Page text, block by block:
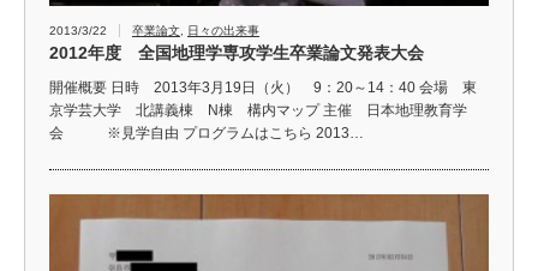
2013/3/22 卒業論文 日々の出来事
2012年度 全国地理学専攻学生卒業論文発表大会
開催概要 日時 2013年3月19日（火） 9：20～14：40 会場 東
京学芸大学 北講義棟 N棟 構内マップ 主催 日本地理教育学
会 ※見学自由 プログラムはこちら 2013…